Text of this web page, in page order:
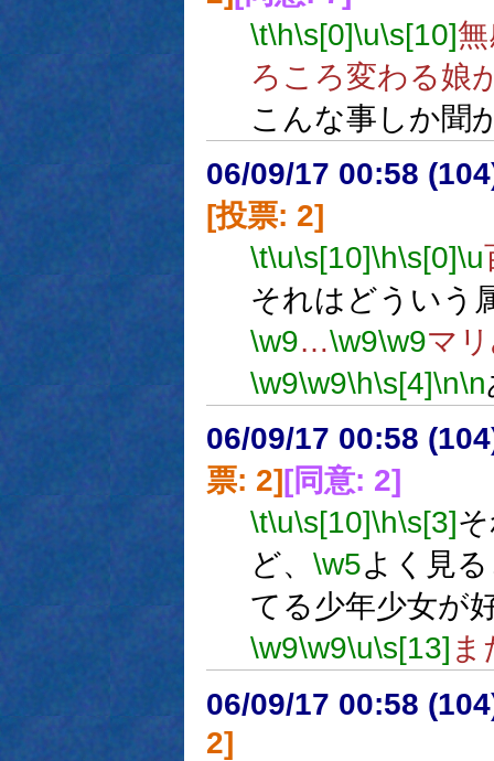
\t\h\s[0]\u\s[10]
ろころ変わる娘
こんな事しか
06/09/17 00:58
[投票: 2]
\t\u\s[10]\h\s[0]\u
それはどういう
\w9…\w9\w9マ
\w9\w9\h\s[4]\n\n
06/09/17 00:58
票: 2] [同意: 2]
\t\u\s[10]\h\s[3]
ど、 \w5よく見
てる少年少女が
\w9\w9\u\s[13] ま
06/09/17 00:58
2]